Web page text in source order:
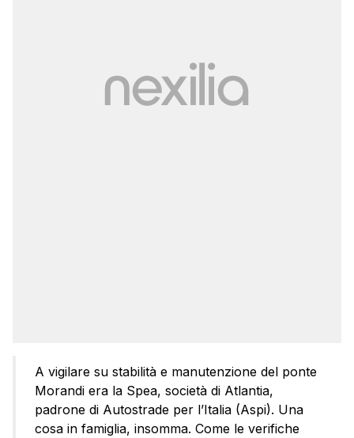
A vigilare su stabilità e manutenzione del ponte
Morandi era la Spea, società di Atlantia,
padrone di Autostrade per l’Italia (Aspi). Una
cosa in famiglia, insomma. Come le verifiche